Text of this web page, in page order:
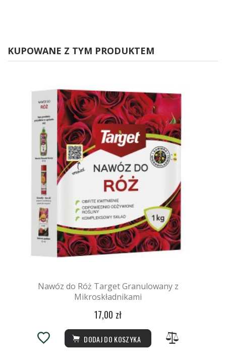
KUPOWANE Z TYM PRODUKTEM
Nawóz do Róż Target Granulowany z
Mikroskładnikami
17,00 zł
DODAJ DO KOSZYKA